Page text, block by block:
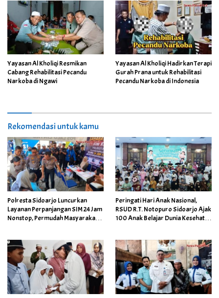
Yayasan Al Kholiqi Resmikan
Cabang Rehabilitasi Pecandu
Narkoba di Ngawi
Yayasan Al Kholiqi Hadirkan Terapi
Gurah Prana untuk Rehabilitasi
Pecandu Narkoba di Indonesia
Rekomendasi untuk kamu
Polresta Sidoarjo Luncurkan
Layanan Perpanjangan SIM 24 Jam
Nonstop, Permudah Masyarakat di
Peringati Hari Anak Nasional,
RSUD R.T. Notopuro Sidoarjo Ajak
100 Anak Belajar Dunia Kesehatan